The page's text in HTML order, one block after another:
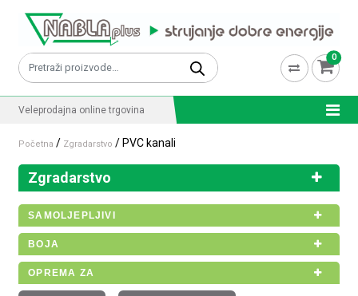
Pretraži: 0
Veleprodajna online trgovina
Početna / Zgradarstvo / PVC kanali
Zgradarstvo
SAMOLJEPLJIVI
BOJA
OPREMA ZA